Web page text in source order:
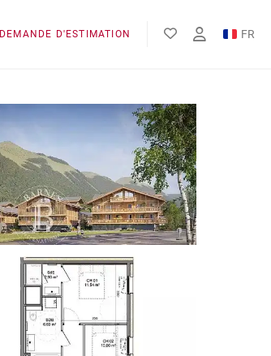
DEMANDE D'ESTIMATION
FR